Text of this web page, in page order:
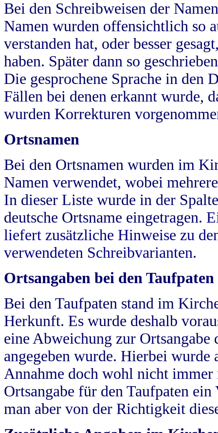
Bei den Schreibweisen der
Namen wurden offensichtlich so
verstanden hat, oder besser
haben. Später dann so
Die gesprochene Sprache in
Fällen bei denen erkannt wurde,
wurden Korrekturen
Ortsnamen
Bei den Ortsnamen wurden im
Namen verwendet, wobei
In dieser Liste wurde in der
deutsche Ortsname eingetragen.
liefert zusätzliche Hinweise zu
verwendeten Schreibvarianten.
Ortsangaben bei den Taufpaten
Bei den Taufpaten stand im
Herkunft. Es wurde deshalb
eine Abweichung zur
angegeben wurde. Hierbei wurde
Annahme doch wohl nicht
Ortsangabe für den Taufpaten
man aber von der Richtigkeit